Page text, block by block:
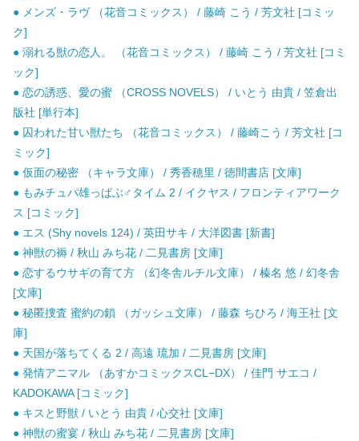
● メンズ・ラヴ （花音コミックス） / 藤崎 こう / 芳文社 [コミッ
ク]
● 溺れる獣の恋人。 （花音コミックス） / 藤崎 こう / 芳文社 [コミ
ック]
● 恋の誘惑、愛の蜜 （CROSS NOVELS） / いとう 由貴 / 笠倉出
版社 [単行本]
● 囚われた甘い獣たち （花音コミックス） / 藤崎こう / 芳文社 [コ
ミック]
● 仮面の秘密 （キャラ文庫） / 秀香穂里 / 徳間書店 [文庫]
● もみチュパ雄っぱぶ♂タイム 2 / イクヤス / フロンティアワーク
ス [コミック]
● エス (Shy novels 124) / 英田サキ / 大洋図書 [新書]
● 神獣の褥 / 秋山 みち花 / 二見書房 [文庫]
● 恋するウサギの育て方 （幻冬舎ルチル文庫） / 榛名 悠 / 幻冬舎
[文庫]
● 秘匿捜査 蜜約の鎖 （ガッシュ文庫） / 藤森 ちひろ / 海王社 [文
庫]
● 天国が落ちてくる 2 / 高遠 琉加 / 二見書房 [文庫]
● 発情アニマル （あすかコミックスCL−DX） / 佳門 サエコ /
KADOKAWA [コミック]
● キスと野獣 / いとう 由貴 / 心交社 [文庫]
● 神獣の蜜宴 / 秋山 みち花 / 二見書房 [文庫]